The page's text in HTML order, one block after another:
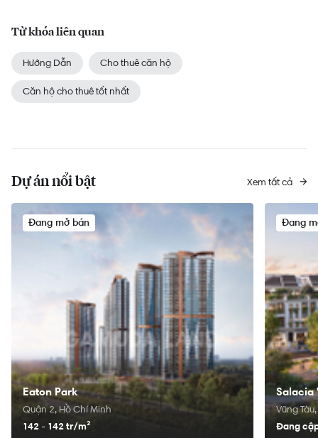
Từ khóa liên quan
Hướng Dẫn Cho thuê căn hộ
Căn hộ cho thuê tốt nhất
Dự án nổi bật Xem tất cả
Đang mở bán
Eaton Park
Quận 2, Hồ Chí Minh
142 - 142 tr/m²
Đang
Salacia
Vũng
Đang